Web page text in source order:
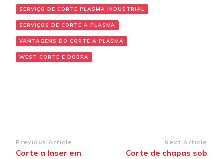
SERVIÇO DE CORTE PLASMA INDUSTRIAL
SERVIÇOS DE CORTE A PLASMA
VANTAGENS DO CORTE A PLASMA
WEST CORTE E DOBRA
Post Navigation
Previous Article
Corte a laser em
Next Article
Corte de chapas sob